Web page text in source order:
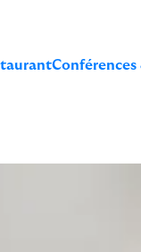
Conférences